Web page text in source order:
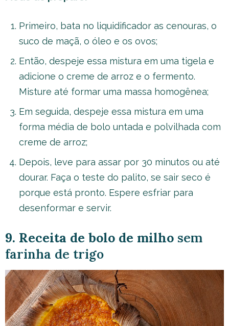
Primeiro, bata no liquidificador as cenouras, o
suco de maçã, o óleo e os ovos;
Então, despeje essa mistura em uma tigela e
adicione o creme de arroz e o fermento.
Misture até formar uma massa homogênea;
Em seguida, despeje essa mistura em uma
forma média de bolo untada e polvilhada com
creme de arroz;
Depois, leve para assar por 30 minutos ou até
dourar. Faça o teste do palito, se sair seco é
porque está pronto. Espere esfriar para
desenformar e servir.
9. Receita de bolo de milho sem
farinha de trigo